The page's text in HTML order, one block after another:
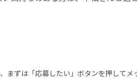
ずは「応募したい」ボタンを押してメ